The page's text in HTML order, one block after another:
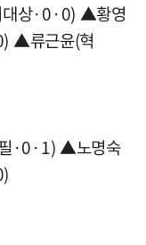
상·0·0) ▲황영
▲류근윤(혁
·0·1) ▲노명숙